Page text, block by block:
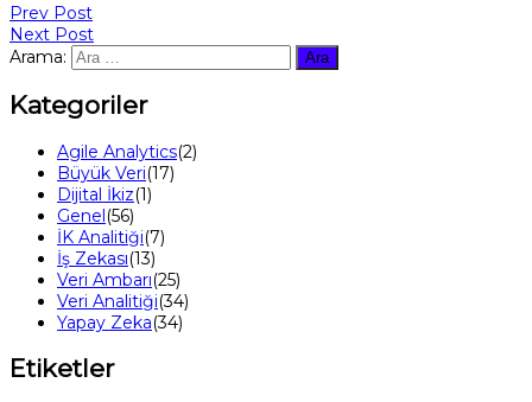
Prev Post
Next Post
Arama:
Kategoriler
Agile Analytics(2)
Büyük Veri(17)
Dijital İkiz(1)
Genel(56)
İK Analitiği(7)
İş Zekası(13)
Veri Ambarı(25)
Veri Analitiği(34)
Yapay Zeka(34)
Etiketler